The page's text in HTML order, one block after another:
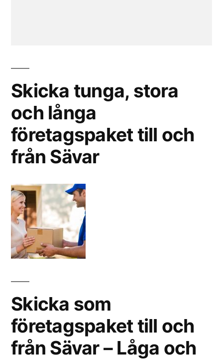
Skicka tunga, stora
och långa
företagspaket till och
från Sävar
Skicka som
företagspaket till och
från Sävar – Låga och